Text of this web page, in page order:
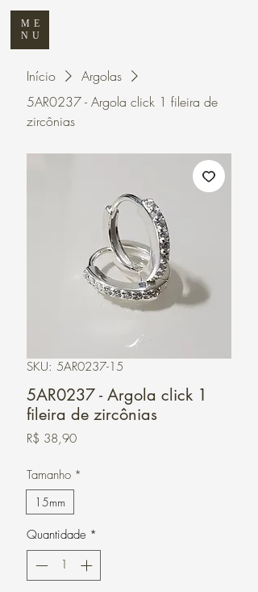
ME
NU
Início
Argolas
5AR0237 - Argola click 1 fileira de
zircônias
SKU: 5AR0237-15
5AR0237 - Argola click 1
fileira de zircônias
R$ 38,90Preço
Tamanho *
15mm
Quantidade *